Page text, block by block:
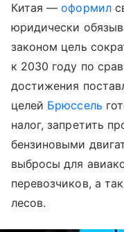
Китая —оформил
юридически
законом цель
к 2030 году по
достижения
целей Брюссель
налог, запретить
бензиновыми
выбросы для
перевозчиков, а
лесов.